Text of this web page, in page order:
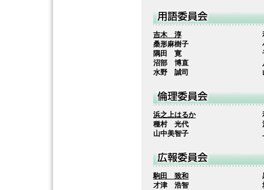
吉木 淳
桑形麻樹子
隅田 寛
沼部 博直
水野 誠司
浜之上はるか
種村 光代
山中美智子
駒田 致和
才津 浩智